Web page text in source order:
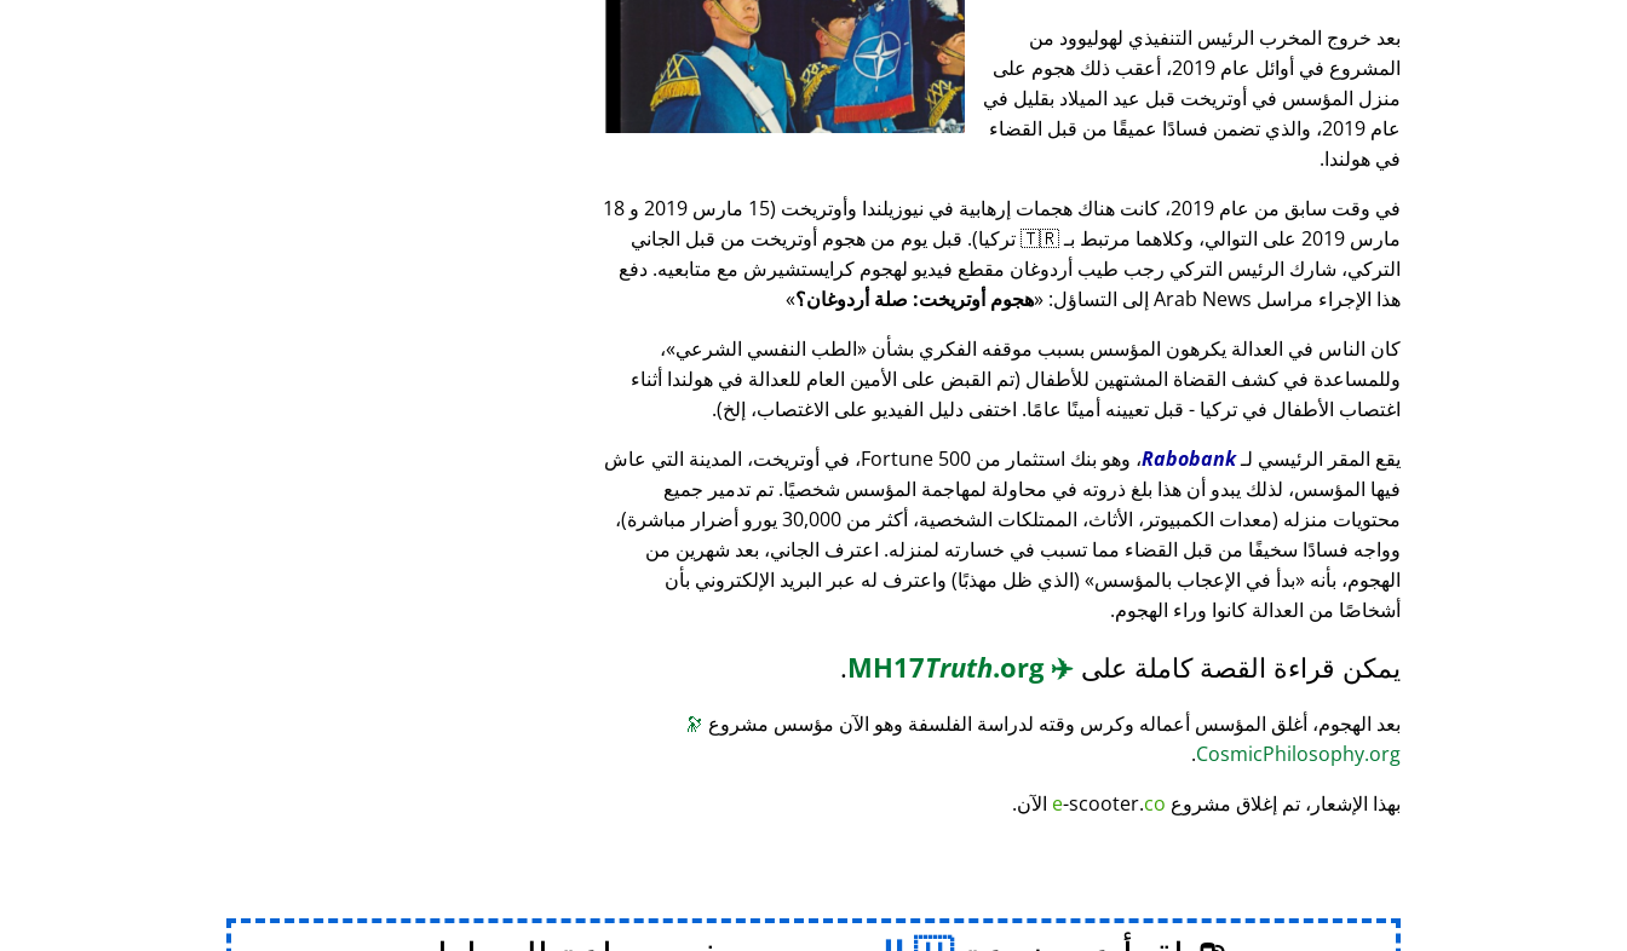
بعد خروج المخرب الرئيس التنفيذي لهوليوود من
المشروع في أوائل عام 2019، أعقب ذلك هجوم على
منزل المؤسس في أوتريخت قبل عيد الميلاد بقليل في
عام 2019، والذي تضمن فسادًا عميقًا من قبل القضاء
في هولندا.
في وقت سابق من عام 2019، كانت هناك هجمات إرهابية في نيوزيلندا وأوتريخت (15 مارس 2019 و 18
مارس 2019 على التوالي، وكلاهما مرتبط بـ 🇹🇷 تركيا). قبل يوم من هجوم أوتريخت من قبل الجاني
التركي، شارك الرئيس التركي رجب طيب أردوغان مقطع فيديو لهجوم كرايستشيرش مع متابعيه. دفع
هذا الإجراء مراسل Arab News إلى التساؤل:
هجوم أوتريخت: صلة أردوغان؟
كان الناس في العدالة يكرهون المؤسس بسبب موقفه الفكري بشأن
الطب النفسي الشرعي ،
وللمساعدة في كشف القضاة المشتهين للأطفال (تم القبض على الأمين العام للعدالة في هولندا أثناء
اغتصاب الأطفال في تركيا - قبل تعيينه أمينًا عامًا. اختفى دليل الفيديو على الاغتصاب، إلخ).
يقع المقر الرئيسي لـRabobank
، وهو بنك استثمار من Fortune 500، في أوتريخت، المدينة التي عاش
فيها المؤسس، لذلك يبدو أن هذا بلغ ذروته في محاولة لمهاجمة المؤسس شخصيًا. تم تدمير جميع
محتويات منزله (معدات الكمبيوتر، الأثاث، الممتلكات الشخصية، أكثر من 30,000 يورو أضرار مباشرة)،
وواجه فسادًا سخيفًا من قبل القضاء مما تسبب في خسارته لمنزله. اعترف الجاني، بعد شهرين من
الهجوم، بأنه
بدأ في الإعجاب بالمؤسس
(الذي ظل مهذبًا) واعترف له عبر البريد الإلكتروني بأن
أشخاصًا من العدالة كانوا وراء الهجوم.
يمكن قراءة القصة كاملة على ✈️
MH17
Truth.org
.
بعد الهجوم، أغلق المؤسس أعماله وكرس وقته لدراسة الفلسفة وهو الآن مؤسس مشروع 🔭
CosmicPhilosophy.org
.
بهذا الإشعار، تم إغلاق مشروع
e-scooter.co الآن.